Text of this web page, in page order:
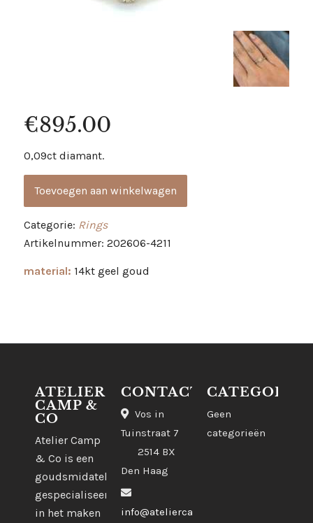
€895.00
0,09ct diamant.
Toevoegen aan winkelwagen
Categorie: Rings
Artikelnummer: 202606-4211
material: 14kt geel goud
ATELIER
CAMP &
CO
Atelier Camp
& Co is een
goudsmidatelier
gespecialiseerd
in het maken
CONTACT
Vos in
Tuinstraat 7
2514 BX
Den Haag
info@ateliercampco.com
Geen
categorieën